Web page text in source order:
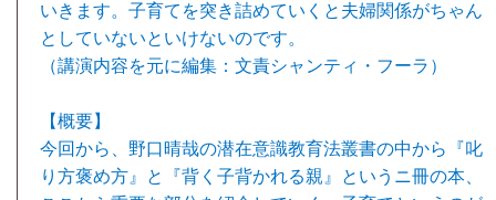
いきます。子育てを突き詰めていくと夫婦関係がちゃん
としていないといけないのです。
（講演内容を元に編集：文責シャンティ・フーラ）
【概要】
今回から、野口晴哉の潜在意識教育法叢書の中から『叱
り方褒め方』と『背く子背かれる親』というニ冊の本、